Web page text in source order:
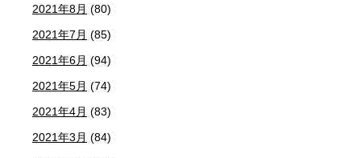
2021年8月 (80)
2021年7月 (85)
2021年6月 (94)
2021年5月 (74)
2021年4月 (83)
2021年3月 (84)